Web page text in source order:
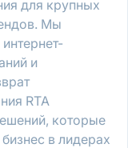
для крупных
Мы
и
RTA
которые
в лидерах